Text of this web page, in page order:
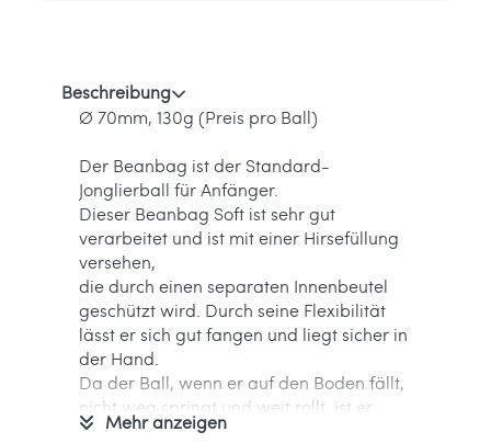
Beschreibung
Ø 70mm, 130g (Preis pro Ball)
Der Beanbag ist der Standard-
Jonglierball für Anfänger.
Dieser Beanbag Soft ist sehr gut
verarbeitet und ist mit einer Hirsefüllung
versehen,
die durch einen separaten Innenbeutel
geschützt wird. Durch seine Flexibilität
lässt er sich gut fangen und liegt sicher in
der Hand.
Da der Ball, wenn er auf den Boden fällt,
nicht weg springt und weit rollt, ist er
auch bei fortgeschrittenen Jongleuren
Mehr anzeigen